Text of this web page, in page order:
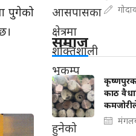
पुगेको
समाज
काठ